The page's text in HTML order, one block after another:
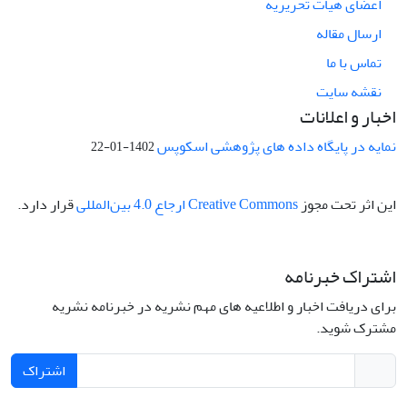
ایران بشمار آورد.
ارسال مقاله
تماس با ما
نقشه سایت
اخبار و اعلانات
نمایه در پایگاه داده های پژوهشی اسکوپس1402-01-22
این اثر تحت مجوزCreative Commons ارجاع 4.0 بین‌المللی قرار دارد.
اشتراک خبرنامه
برای دریافت اخبار و اطلاعیه های مهم نشریه در خبرنامه نشریه
مشترک شوید.
اشتراک